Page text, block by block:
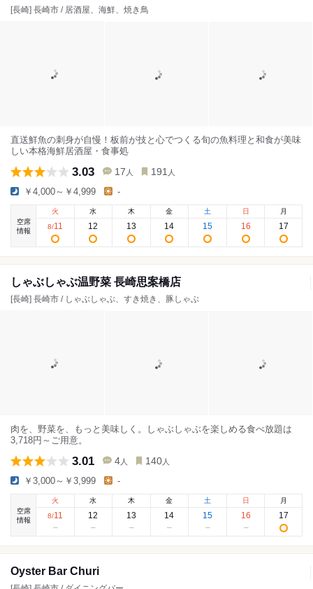
[長崎] 長崎市 / 居酒屋、海鮮、焼き鳥
直送鮮魚の刺身が自慢！板前が技と心でつくる旬の魚料理と和食が美味
しい本格海鮮居酒屋・食事処
3.03 17 人 191 人
￥4,000～￥4,999 -
空席
情報
火
8/11
水
12
木
13
金
14
土
15
日
16
月
17
しゃぶしゃぶ温野菜 長崎思案橋店
[長崎] 長崎市 / しゃぶしゃぶ、すき焼き、豚しゃぶ
肉を、野菜を、もっと美味しく。しゃぶしゃぶを楽しめる食べ放題は
3,718円～ご用意。
3.01 4 人 140 人
￥3,000～￥3,999 -
空席
情報
火
8/11
水
12
木
13
金
14
土
15
日
16
月
17
Oyster Bar Churi